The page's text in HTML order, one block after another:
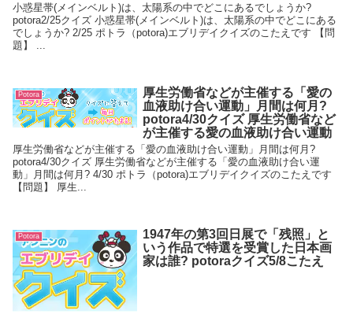
小惑星帯(メインベルト)は、太陽系の中でどこにあるでしょうか?
potora2/25クイズ 小惑星帯(メインベルト)は、太陽系の中でどこにある
でしょうか? 2/25 ポトラ（potora)エブリデイクイズのこたえです 【問
題】 ...
Potora
厚生労働省などが主催する「愛の
血液助け合い運動」月間は何月?
potora4/30クイズ 厚生労働省など
が主催する愛の血液助け合い運動
厚生労働省などが主催する「愛の血液助け合い運動」月間は何月?
potora4/30クイズ 厚生労働省などが主催する「愛の血液助け合い運
動」月間は何月? 4/30 ポトラ（potora)エブリデイクイズのこたえです
【問題】 厚生...
Potora
1947年の第3回日展で「残照」と
いう作品で特選を受賞した日本画
家は誰? potoraクイズ5/8こたえ